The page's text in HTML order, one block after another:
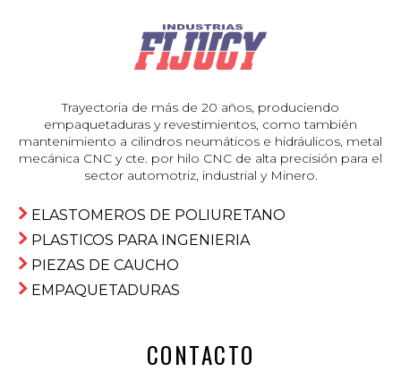
Trayectoria de más de 20 años, produciendo
empaquetaduras y revestimientos, como también
mantenimiento a cilindros neumáticos e hidráulicos, metal
mecánica CNC y cte. por hilo CNC de alta precisión para el
sector automotriz, industrial y Minero.
ELASTOMEROS DE POLIURETANO
PLASTICOS PARA INGENIERIA
PIEZAS DE CAUCHO
EMPAQUETADURAS
CONTACTO